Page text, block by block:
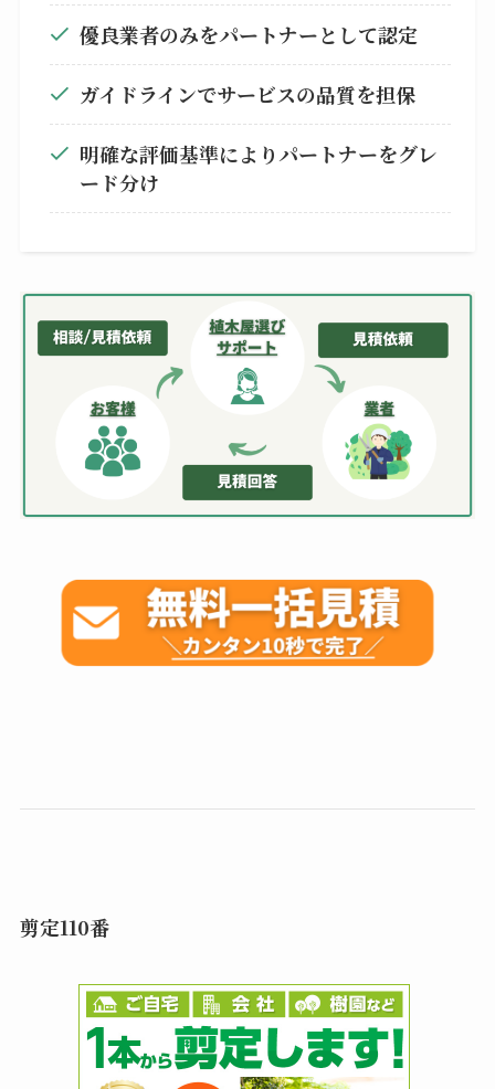
優良業者のみをパートナーとして認定
ガイドラインでサービスの品質を担保
明確な評価基準によりパートナーをグレ
ード分け
剪定110番